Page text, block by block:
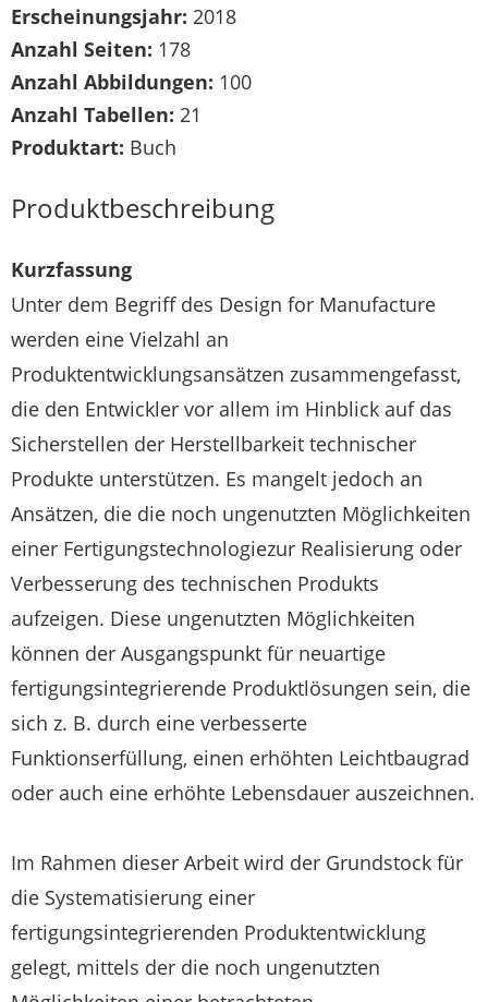
Erscheinungsjahr: 2018
Anzahl Seiten: 178
Anzahl Abbildungen: 100
Anzahl Tabellen: 21
Produktart: Buch
Produktbeschreibung
Kurzfassung
Unter dem Begriff des Design for Manufacture
werden eine Vielzahl an
Produktentwicklungsansätzen zusammengefasst,
die den Entwickler vor allem im Hinblick auf das
Sicherstellen der Herstellbarkeit technischer
Produkte unterstützen. Es mangelt jedoch an
Ansätzen, die die noch ungenutzten Möglichkeiten
einer Fertigungstechnologiezur Realisierung oder
Verbesserung des technischen Produkts
aufzeigen. Diese ungenutzten Möglichkeiten
können der Ausgangspunkt für neuartige
fertigungsintegrierende Produktlösungen sein, die
sich z. B. durch eine verbesserte
Funktionserfüllung, einen erhöhten Leichtbaugrad
oder auch eine erhöhte Lebensdauer auszeichnen.
Im Rahmen dieser Arbeit wird der Grundstock für
die Systematisierung einer
fertigungsintegrierenden Produktentwicklung
gelegt, mittels der die noch ungenutzten